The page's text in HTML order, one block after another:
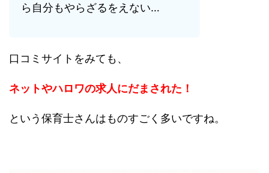
ら自分もやらざるをえない…
口コミサイトをみても、
ネットやハロワの求人にだまされた！
という保育士さんはものすごく多いですね。